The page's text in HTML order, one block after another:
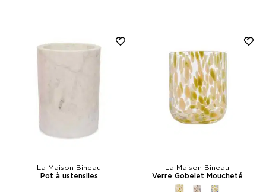
La Maison Bineau
Pot à ustensiles
La Maison Bineau
Verre Gobelet Moucheté